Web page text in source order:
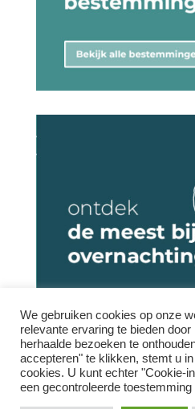
We gebruiken cookies op onze
relevante ervaring te bieden
herhaalde bezoeken te
accepteren" te klikken, stemt u
cookies. U kunt echter "Cookie-
een ​​gecontroleerde toestemming